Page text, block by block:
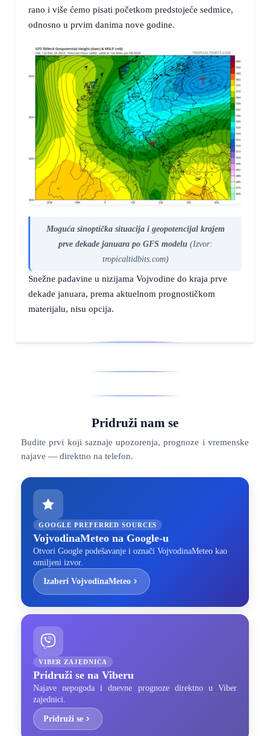
rano i više ćemo pisati početkom predstojeće sedmice,
odnosno u prvim danima nove godine.
Moguća sinoptička situacija i geopotencijal krajem
prve dekade januara po GFS modelu (Izvor:
tropicaltidbits.com)
Snežne padavine u nizijama Vojvodine do kraja prve
dekade januara, prema aktuelnom prognostičkom
materijalu, nisu opcija.
Pridruži nam se
Budite prvi koji saznaje upozorenja, prognoze i vremenske
najave — direktno na telefon.
GOOGLE PREFERRED SOURCES
VojvodinaMeteo na Google-u
Otvori Google podešavanje i označi VojvodinaMeteo kao
omiljeni izvor.
Izaberi VojvodinaMeteo
VIBER ZAJEDNICA
Pridruži se na Viberu
Najave nepogoda i dnevne prognoze direktno u Viber
zajednici.
Pridruži se